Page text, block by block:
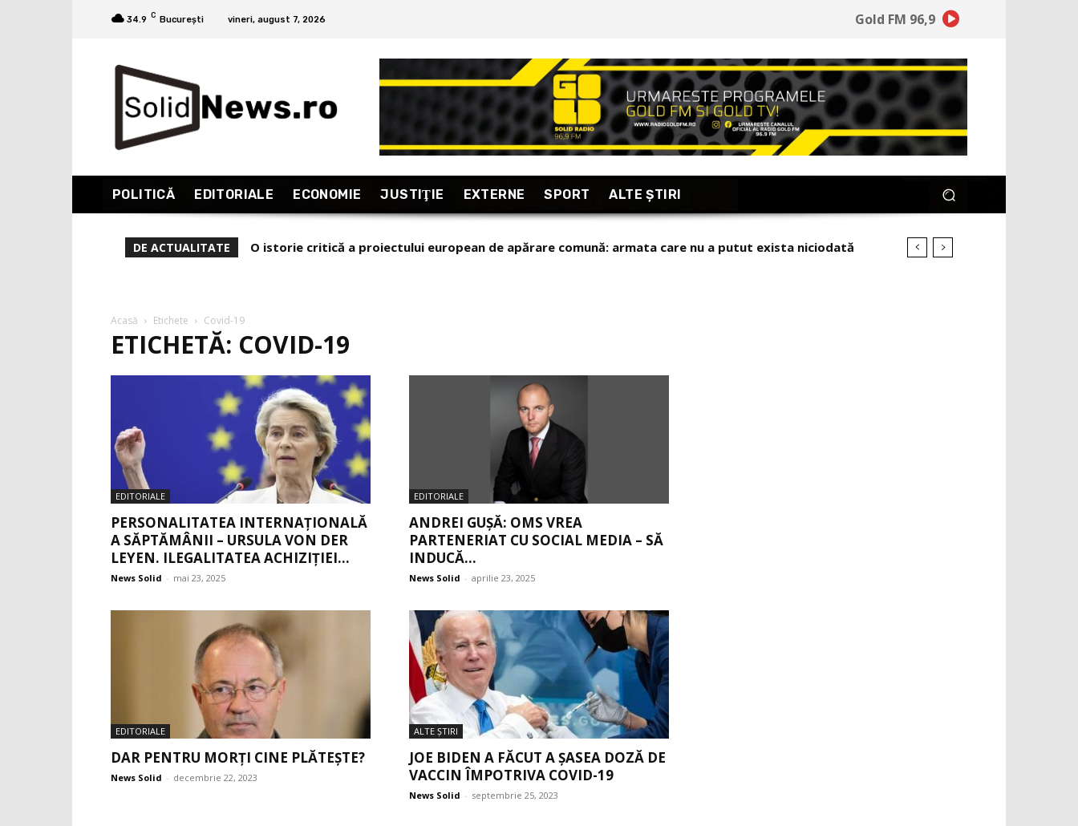
34.9 C București vineri, august 7, 2026 Gold FM 96,9
POLITICĂ EDITORIALE ECONOMIE JUSTIŢIE EXTERNE SPORT ALTE ŞTIRI
DE ACTUALITATE O istorie critică a proiectului european de apărare comună: armata care nu a putut exista niciodată
De ce l-a demis Zelenski pe popularul Ministru al Apărării
Acasă Etichete Covid-19
ETICHETĂ: COVID-19
EDITORIALE
PERSONALITATEA INTERNAȚIONALĂ
A SĂPTĂMÂNII – URSULA VON DER
LEYEN. ILEGALITATEA ACHIZIȚIEI...
News Solid - mai 23, 2025
EDITORIALE
ANDREI GUȘĂ: OMS VREA
PARTENERIAT CU SOCIAL MEDIA – SĂ
INDUCĂ...
News Solid - aprilie 23, 2025
EDITORIALE
DAR PENTRU MORȚI CINE PLĂTEȘTE?
News Solid - decembrie 22, 2023
ALTE ŞTIRI
JOE BIDEN A FĂCUT A ȘASEA DOZĂ DE
VACCIN ÎMPOTRIVA COVID-19
News Solid - septembrie 25, 2023